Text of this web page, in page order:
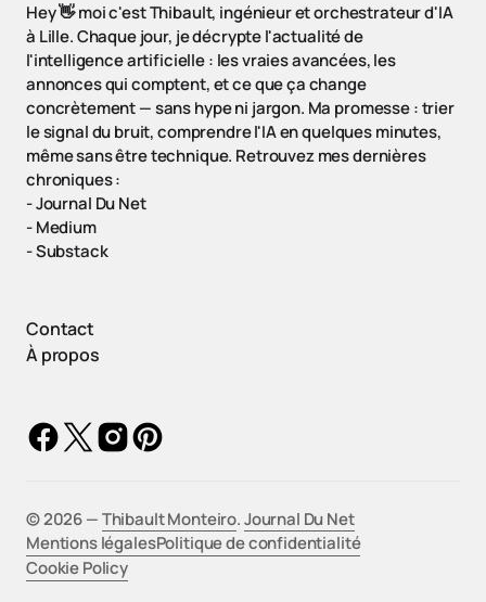
Hey 👋 moi c'est Thibault, ingénieur et orchestrateur d'IA
à Lille. Chaque jour, je décrypte l'actualité de
l'intelligence artificielle : les vraies avancées, les
annonces qui comptent, et ce que ça change
concrètement — sans hype ni jargon. Ma promesse : trier
le signal du bruit, comprendre l'IA en quelques minutes,
même sans être technique. Retrouvez mes dernières
chroniques :
-Journal Du Net
-Medium
-Substack
Contact
À propos
©️ 2026 —Thibault Monteiro.Journal Du Net
Mentions légalesPolitique de confidentialité
Cookie Policy